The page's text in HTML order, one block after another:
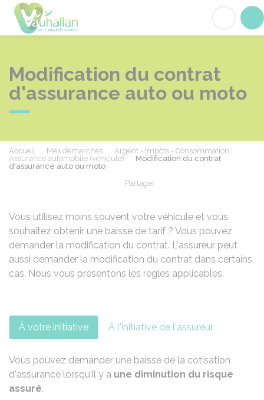
Modification du contrat
d'assurance auto ou moto
Accueil Mes démarches
Argent - Impôts - Consommation
Assurance automobile (véhicule)
Modification du contrat
d'assurance auto ou moto
Partager
Vous utilisez moins souvent votre véhicule et vous
souhaitez obtenir une baisse de tarif ? Vous pouvez
demander la modification du contrat. L'assureur peut
aussi demander la modification du contrat dans certains
cas. Nous vous présentons les règles applicables.
À votre initiative À l'initiative de l'assureur
Vous pouvez demander une baisse de la cotisation
d'assurance lorsqu'il y a une diminution du risque
assuré.